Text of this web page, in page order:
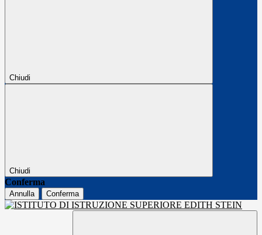
Chiudi
Chiudi
Conferma
Annulla Conferma